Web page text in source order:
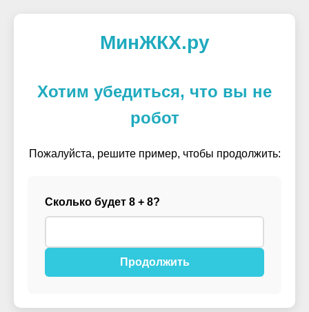
МинЖКХ.ру
Хотим убедиться, что вы не
робот
Пожалуйста, решите пример, чтобы продолжить:
Сколько будет 8 + 8?
Продолжить